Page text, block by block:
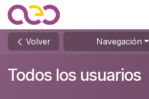
Ir al contenido
Volver Navegación
Todos los usuarios